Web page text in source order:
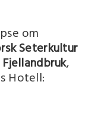
om
Seterkultur
,
Hotell: